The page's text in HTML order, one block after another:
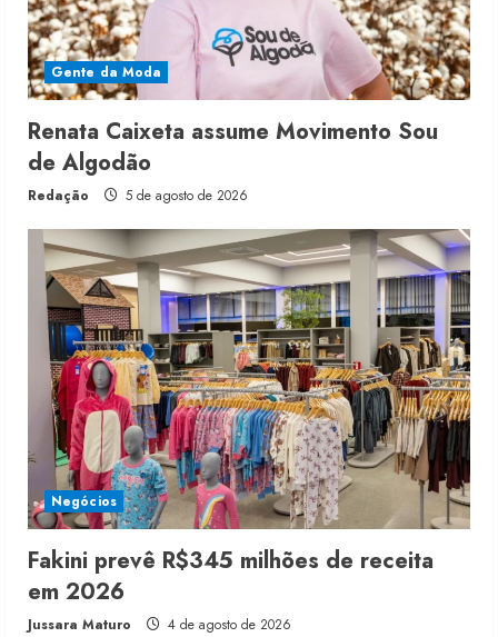
Gente da Moda
Renata Caixeta assume Movimento Sou
de Algodão
Redação 5 de agosto de 2026
Negócios
Fakini prevê R$345 milhões de receita
em 2026
Jussara Maturo 4 de agosto de 2026